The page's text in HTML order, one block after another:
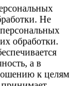
Не
обработки.
а в
к целям